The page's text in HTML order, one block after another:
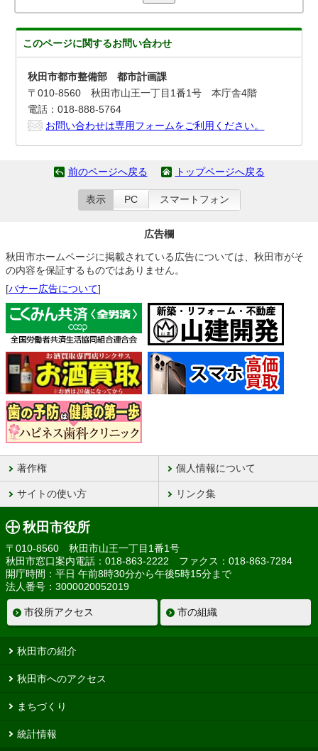
このページに関するお問い合わせ
秋田市都市整備部 都市計画課
〒010-8560 秋田市山王一丁目1番1号 本庁舎4階
電話：018-888-5764
お問い合わせは専用フォームをご利用ください。
前のページへ戻る トップページへ戻る
表示 PC スマートフォン
広告欄
秋田市ホームページに掲載されている広告については、秋田市がそ
の内容を保証するものではありません。
[バナー広告について]
著作権 個人情報について
サイトの使い方 リンク集
秋田市役所
〒010-8560 秋田市山王一丁目1番1号
秋田市窓口案内電話：018-863-2222 ファクス：018-863-7284
開庁時間：平日 午前8時30分から午後5時15分まで
法人番号：3000020052019
市役所アクセス 市の組織
秋田市の紹介
秋田市へのアクセス
まちづくり
統計情報